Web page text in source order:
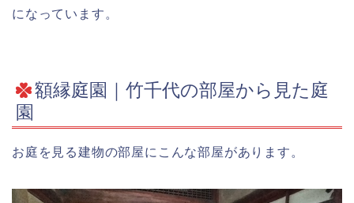
になっています。
額縁庭園｜竹千代の部屋から見た庭
園
お庭を見る建物の部屋にこんな部屋があります。